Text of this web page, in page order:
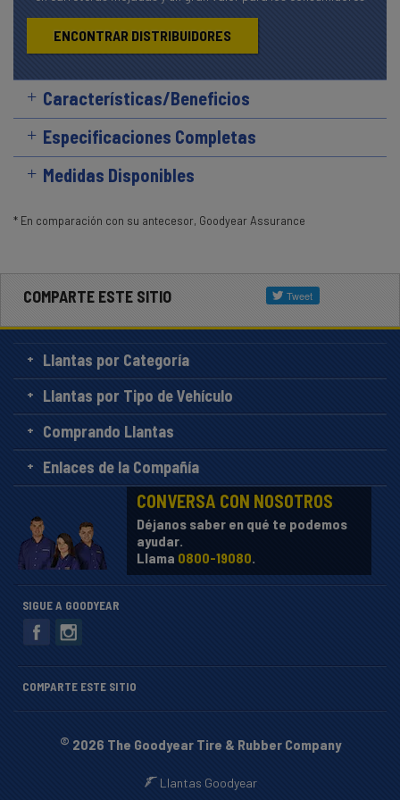
ENCONTRAR DISTRIBUIDORES
Características/Beneficios
Especificaciones Completas
Medidas Disponibles
* En comparación con su antecesor, Goodyear Assurance
COMPARTE ESTE SITIO
Llantas por Categoría
Llantas por Tipo de Vehículo
Comprando Llantas
Enlaces de la Compañía
CONVERSA CON NOSOTROS
Déjanos saber en qué te podemos
ayudar.
Llama 0800-19080.
SIGUE A GOODYEAR
COMPARTE ESTE SITIO
© 2026 The Goodyear Tire & Rubber Company
Llantas Goodyear